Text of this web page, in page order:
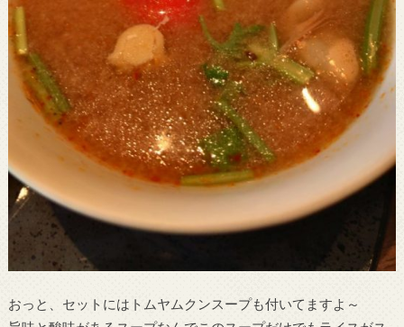
おっと、セットにはトムヤムクンスープも付いてますよ～